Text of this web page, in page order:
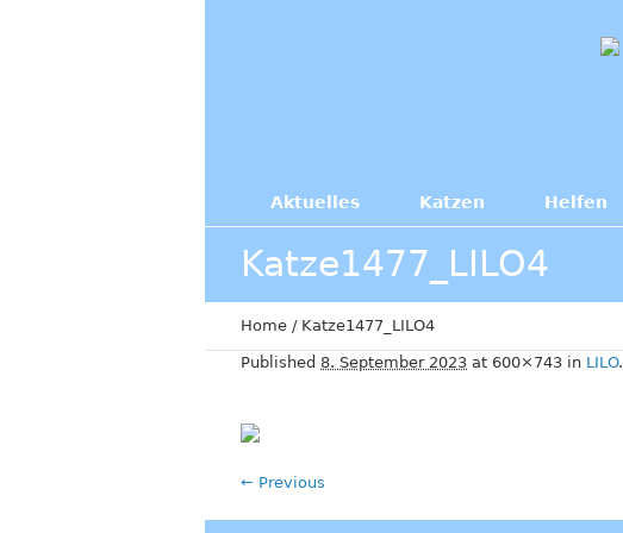
Aktuelles Katzen Helfen
Katze1477_LILO4
Home / Katze1477_LILO4
Published 8. September 2023 at 600×743 in LILO.
← Previous